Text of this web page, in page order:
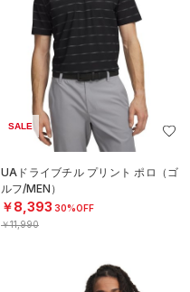
SALE
UAドライブチル プリント ポロ（ゴ
ルフ/MEN）
￥8,393 30%OFF
￥11,990